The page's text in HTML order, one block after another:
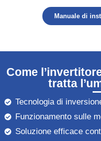
Manuale di
Come
tratta
Tecnologia di
Funzionamento sulle
Soluzione efficace